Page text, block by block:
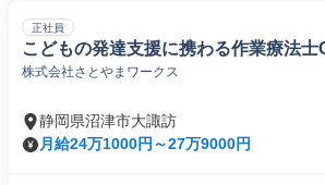
正社員
こどもの発達支援に携わる作業療法士
株式会社さとやまワークス
静岡県沼津市大諏訪
月給24万1000円～27万9000円